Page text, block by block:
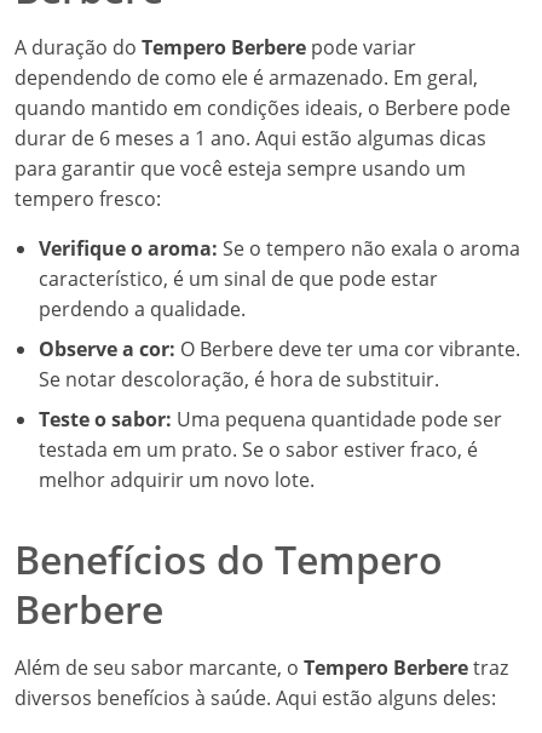
A duração do Tempero Berbere pode variar
dependendo de como ele é armazenado. Em geral,
quando mantido em condições ideais, o Berbere pode
durar de 6 meses a 1 ano. Aqui estão algumas dicas
para garantir que você esteja sempre usando um
tempero fresco:
Verifique o aroma: Se o tempero não exala o aroma
característico, é um sinal de que pode estar
perdendo a qualidade.
Observe a cor: O Berbere deve ter uma cor vibrante.
Se notar descoloração, é hora de substituir.
Teste o sabor: Uma pequena quantidade pode ser
testada em um prato. Se o sabor estiver fraco, é
melhor adquirir um novo lote.
Benefícios do Tempero
Berbere
Além de seu sabor marcante, o Tempero Berberetraz
diversos benefícios à saúde. Aqui estão alguns deles: